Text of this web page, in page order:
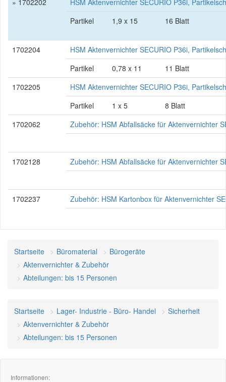
Partikel
1,9 x 15 16 Blatt
1702204
HSM Aktenvernichter SECURIO P36i,
Partikel
0,78 x 11
11 Blatt
1702205
HSM Aktenvernichter SECURIO P36i,
Partikel
1 x 5
8 Blatt
1702062
Zubehör: HSM Abfallsäcke für Aktenvernichter
1702128 Zubehör: HSM Abfallsäcke für Aktenvernichter
1702237 Zubehör: HSM Kartonbox für Aktenvernichter
Startseite Büromaterial
Bürogeräte
Aktenvernichter & Zubehör
Abteilungen: bis 15 Personen
Startseite Lager- Industrie - Büro- Handel
Sicherheit
Aktenvernichter & Zubehör
Abteilungen: bis 15 Personen
Informationen: